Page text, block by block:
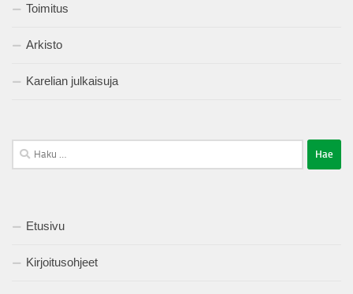
Toimitus
Arkisto
Karelian julkaisuja
Haku:
Etusivu
Kirjoitusohjeet